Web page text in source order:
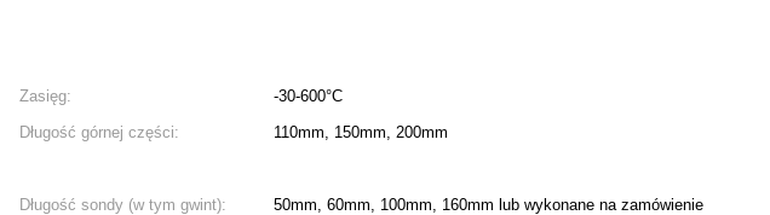
Zasięg:
-30-600°C
Długość górnej części: 110mm, 150mm, 200mm
Długość sondy (w tym gwint):
50mm, 60mm, 100mm, 160mm lub wykonane na zamówienie